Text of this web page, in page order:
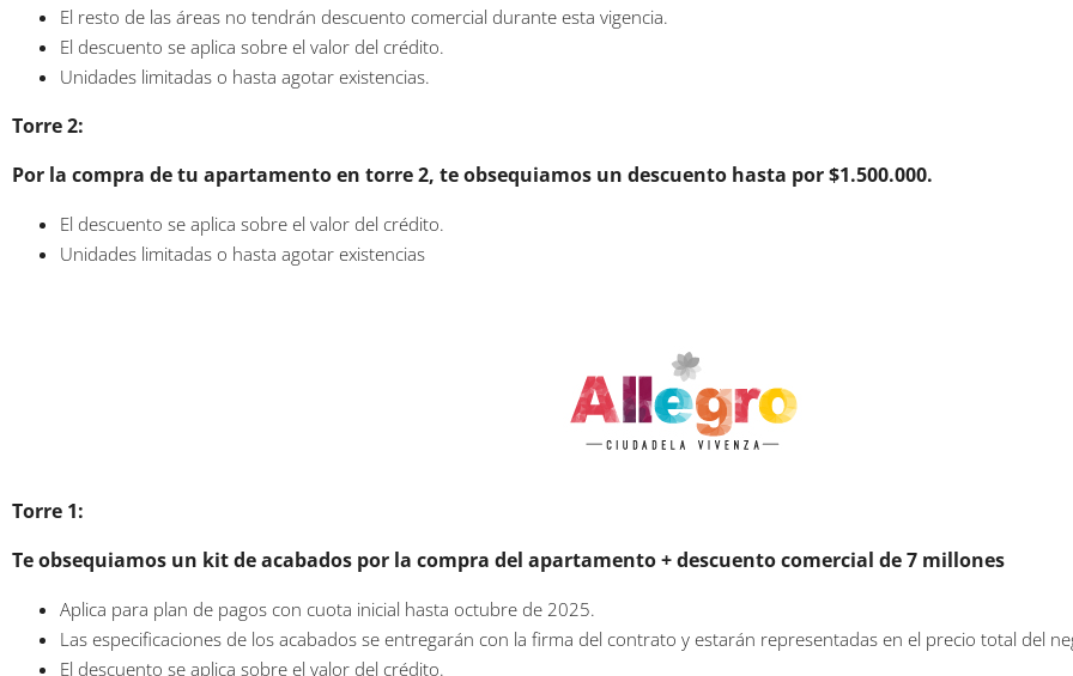
El resto de las áreas no tendrán descuento comercial durante esta vigencia.
El descuento se aplica sobre el valor del crédito.
Unidades limitadas o hasta agotar existencias.
Torre 2:
Por la compra de tu apartamento en torre 2, te obsequiamos un descuento hasta por $1.500.000.
El descuento se aplica sobre el valor del crédito.
Unidades limitadas o hasta agotar existencias
Torre 1:
Te obsequiamos un kit de acabados por la compra del apartamento + descuento comercial de 7 millones
Aplica para plan de pagos con cuota inicial hasta octubre de 2025.
Las especificaciones de los acabados se entregarán con la firma del contrato y estarán representadas en el precio total del
El descuento se aplica sobre el valor del crédito.